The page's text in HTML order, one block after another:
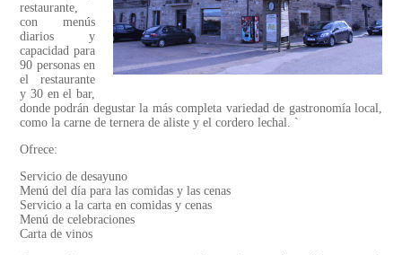
restaurante,
con menús
diarios y
capacidad para
90 personas en
el restaurante
y 30 en el bar,
donde podrán degustar la más completa variedad de gastronomía local,
como la carne de ternera de aliste y el cordero lechal. `
Ofrece:
Servicio de desayuno
Menú del día para las comidas y las cenas
Servicio a la carta en comidas y cenas
Menú de celebraciones
Carta de vinos